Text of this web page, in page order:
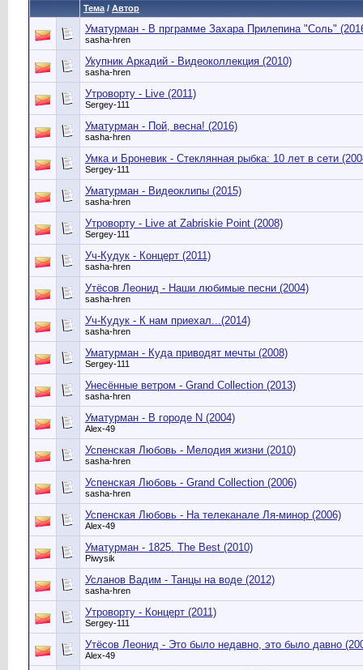
Тема / Автор
Уматурман - В прграмме Захара Прилепина "Соль"
sasha-hren
Укупник Аркадий - Видеоколлекция (2010)
sasha-hren
Утроворту - Live (2011)
Sergey-111
Уматурман - Пой, весна! (2016)
sasha-hren
Умка и Броневик - Стеклянная рыбка: 10 лет в сети
Sergey-111
Уматурман - Видеоклипы (2015)
sasha-hren
Утроворту - Live at Zabriskie Point (2008)
Sergey-111
Уч-Кудук - Концерт (2011)
sasha-hren
Утёсов Леонид - Наши любимые песни (2004)
sasha-hren
Уч-Кудук - К нам приехал...(2014)
sasha-hren
Уматурман - Куда приводят мечты (2008)
Sergey-111
Унесённые ветром - Grand Collection (2013)
sasha-hren
Уматурман - В городе N (2004)
Alex-49
Успенская Любовь - Мелодия жизни (2010)
sasha-hren
Успенская Любовь - Grand Сollection (2006)
sasha-hren
Успенская Любовь - На телеканале Ля-минор (2006)
Alex-49
Уматурман - 1825. The Best (2010)
Piwysik
Усланов Вадим - Танцы на воде (2012)
sasha-hren
Утроворту - Концерт (2011)
Sergey-111
Утёсов Леонид - Это было недавно, это было давно
Alex-49